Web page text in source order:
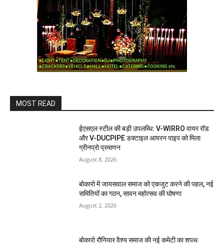
MOST READ
ईएसएल स्टील की बड़ी उपलब्धि: V-WIRRO वायर रॉड
और V-DUCPIPE डक्टाइल आयरन पाइप को मिला
ग्रीनप्रो प्रमाणन
August 8, 2026
बोकारो में जायसवाल समाज को एकजुट करने की पहल, नई
समितियों का गठन, सावन महोत्सव की घोषणा
August 2, 2026
बोकारो रौनियार वैश्य समाज की नई कमेटी का शपथ